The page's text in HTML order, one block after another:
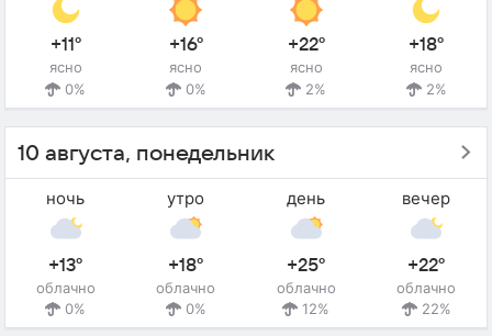
+11°
ясно
0%
+16°
ясно
0%
+22°
ясно
2%
+18°
ясно
2%
10 августа, понедельник
ночь
+13°
облачно
0%
утро
+18°
облачно
0%
день
+25°
облачно
12%
вечер
+22°
облачно
22%